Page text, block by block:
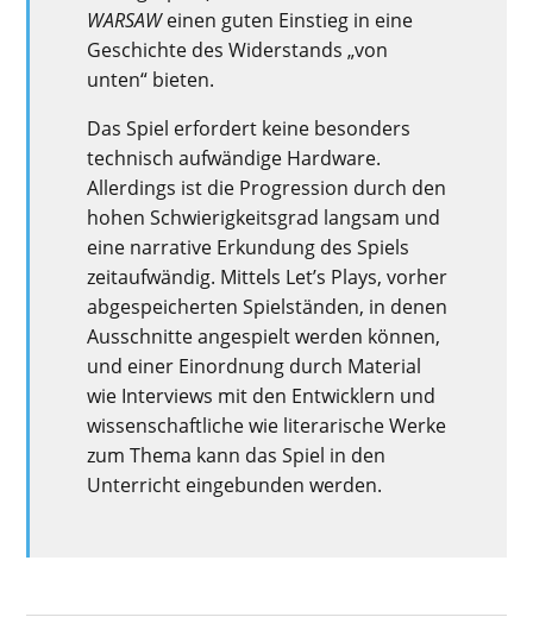
WARSAWeinen guten Einstieg in eine
Geschichte des Widerstands „von
unten“ bieten.
Das Spiel erfordert keine besonders
technisch aufwändige Hardware.
Allerdings ist die Progression durch den
hohen Schwierigkeitsgrad langsam und
eine narrative Erkundung des Spiels
zeitaufwändig. Mittels Let’s Plays, vorher
abgespeicherten Spielständen, in denen
Ausschnitte angespielt werden können,
und einer Einordnung durch Material
wie Interviews mit den Entwicklern und
wissenschaftliche wie literarische Werke
zum Thema kann das Spiel in den
Unterricht eingebunden werden.